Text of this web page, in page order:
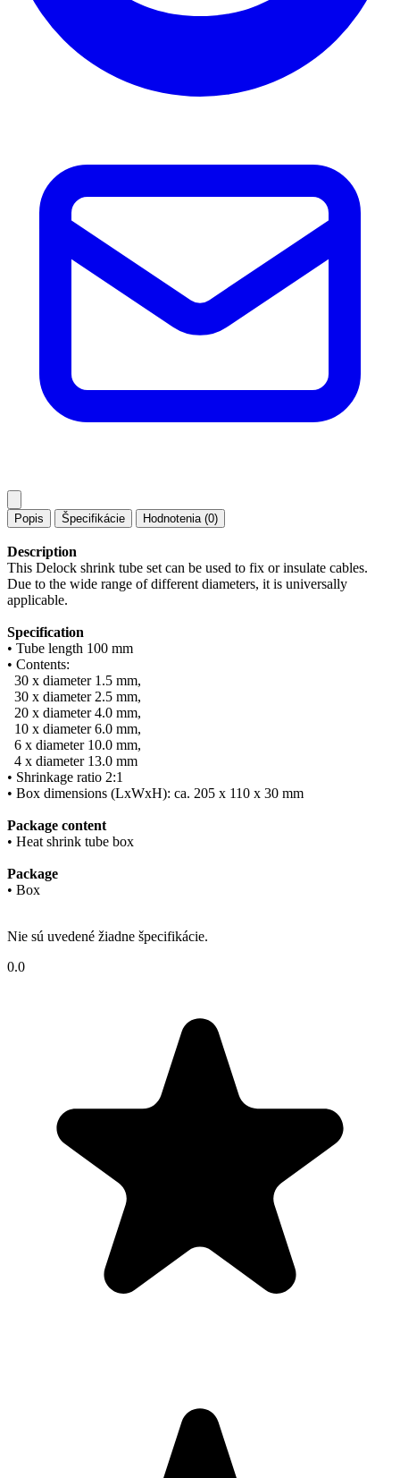
Popis Špecifikácie Hodnotenia (0)
Description
This Delock shrink tube set can be used to fix or insulate cables.
Due to the wide range of different diameters, it is universally
applicable.
Specification
• Tube length 100 mm
• Contents:
30 x diameter 1.5 mm,
30 x diameter 2.5 mm,
20 x diameter 4.0 mm,
10 x diameter 6.0 mm,
6 x diameter 10.0 mm,
4 x diameter 13.0 mm
• Shrinkage ratio 2:1
• Box dimensions (LxWxH): ca. 205 x 110 x 30 mm
Package content
• Heat shrink tube box
Package
• Box
Nie sú uvedené žiadne špecifikácie.
0.0